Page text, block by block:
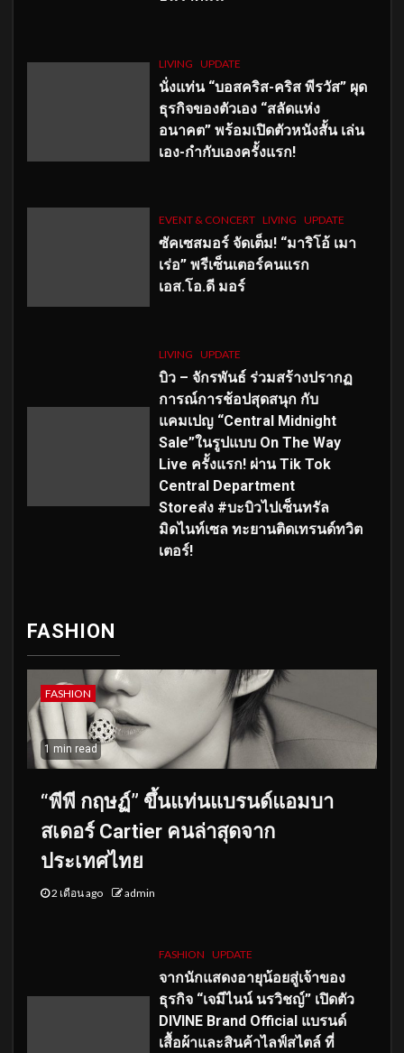
LIVING UPDATE
นั่งแท่น “บอสคริส-คริส พีรวัส” ผุด
ธุรกิจของตัวเอง “สลัดแห่ง
อนาคต” พร้อมเปิดตัวหนังสั้น เล่น
เอง-กำกับเองครั้งแรก!
EVENT & CONCERT LIVING UPDATE
ซัคเซสมอร์ จัดเต็ม! “มาริโอ้ เมา
เร่อ” พรีเซ็นเตอร์คนแรก
เอส.โอ.ดี มอร์
LIVING UPDATE
บิว – จักรพันธ์ ร่วมสร้างปรากฏ
การณ์การช้อปสุดสนุก กับ
แคมเปญ “Central Midnight
Sale”ในรูปแบบ On The Way
Live ครั้งแรก! ผ่าน Tik Tok
Central Department
Storeส่ง #บะบิวไปเซ็นทรัล
มิดไนท์เซล ทะยานติดเทรนด์ทวิต
เตอร์!
FASHION
FASHION
1 min read
“พีพี กฤษฏ์” ขึ้นแท่นแบรนด์แอมบา
สเดอร์ Cartier คนล่าสุดจาก
ประเทศไทย
2 เดือน ago admin
FASHION UPDATE
จากนักแสดงอายุน้อยสู่เจ้าของ
ธุรกิจ “เจมีไนน์ นรวิชญ์” เปิดตัว
DIVINE Brand Official แบรนด์
เสื้อผ้าและสินค้าไลฟ์สไตล์ ที่